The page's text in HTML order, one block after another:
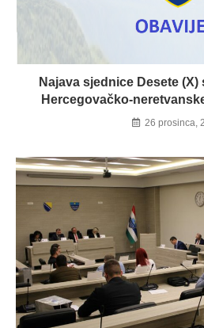
Najava sjednice Desete
Hercegovačko-
26 prosinca,